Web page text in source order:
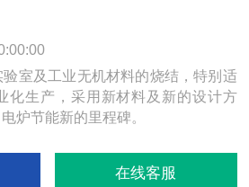
室及工业无机材料的烧结，特别适
化生产，采用新材料及新的设计方
炉节能新的里程碑。
在线客服